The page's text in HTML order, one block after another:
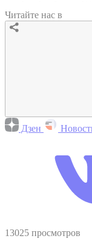
Читайте нас в
Дзен
13025 просмотров